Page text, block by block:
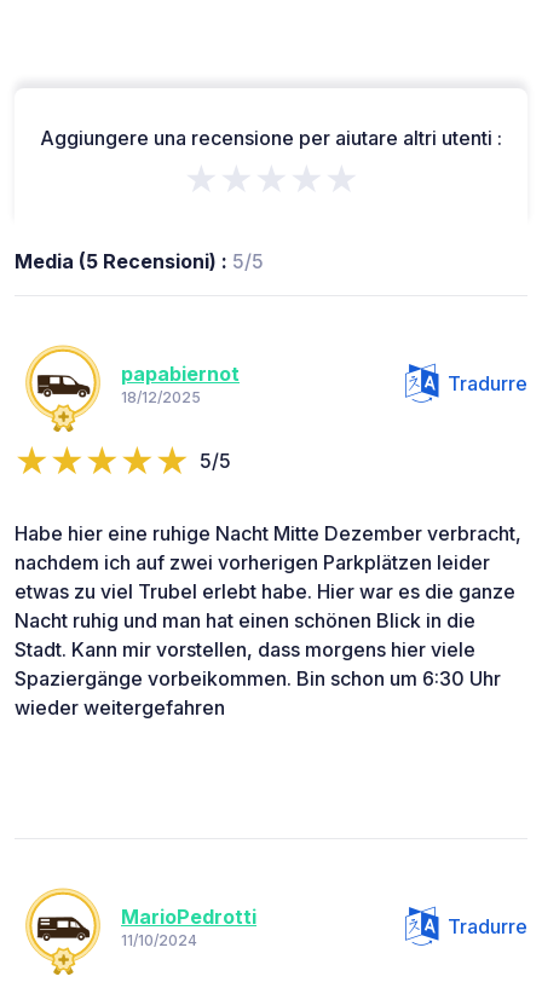
Aggiungere una recensione per aiutare altri utenti :
★★★★★
Media (5 Recensioni) : 5/5
papabiernot
18/12/2025
Tradurre
5/5
Habe hier eine ruhige Nacht Mitte Dezember verbracht,
nachdem ich auf zwei vorherigen Parkplätzen leider
etwas zu viel Trubel erlebt habe. Hier war es die ganze
Nacht ruhig und man hat einen schönen Blick in die
Stadt. Kann mir vorstellen, dass morgens hier viele
Spaziergänge vorbeikommen. Bin schon um 6:30 Uhr
wieder weitergefahren
MarioPedrotti
11/10/2024
Tradurre